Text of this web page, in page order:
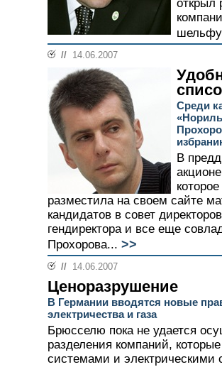
открыл
шельфу
// 14.06.2007
Среди
В
разместила на своем сайте
кандидатов в совет
гендиректора и все еще
Прохорова... >>
// 14.06.2007
Ценоразрушение
В Германии вводятся новые
электричества и газа
Брюсселю пока не удается
разделения компаний,
системами и электрическими